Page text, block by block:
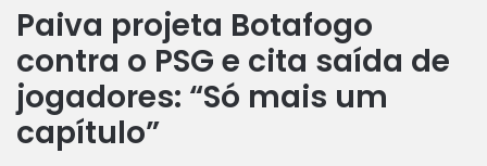
Paiva projeta Botafogo
contra o PSG e cita saída de
jogadores: “Só mais um
capítulo”